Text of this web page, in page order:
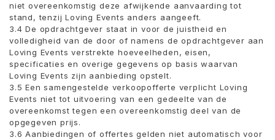
niet overeenkomstig deze afwijkende aanvaarding tot
stand, tenzij Loving Events anders aangeeft.
3.4 De opdrachtgever staat in voor de juistheid en
volledigheid van de door of namens de opdrachtgever aan
Loving Events verstrekte hoeveelheden, eisen,
specificaties en overige gegevens op basis waarvan
Loving Events zijn aanbieding opstelt.
3.5 Een samengestelde verkoopofferte verplicht Loving
Events niet tot uitvoering van een gedeelte van de
overeenkomst tegen een overeenkomstig deel van de
opgegeven prijs.
3.6 Aanbiedingen of offertes gelden niet automatisch voor